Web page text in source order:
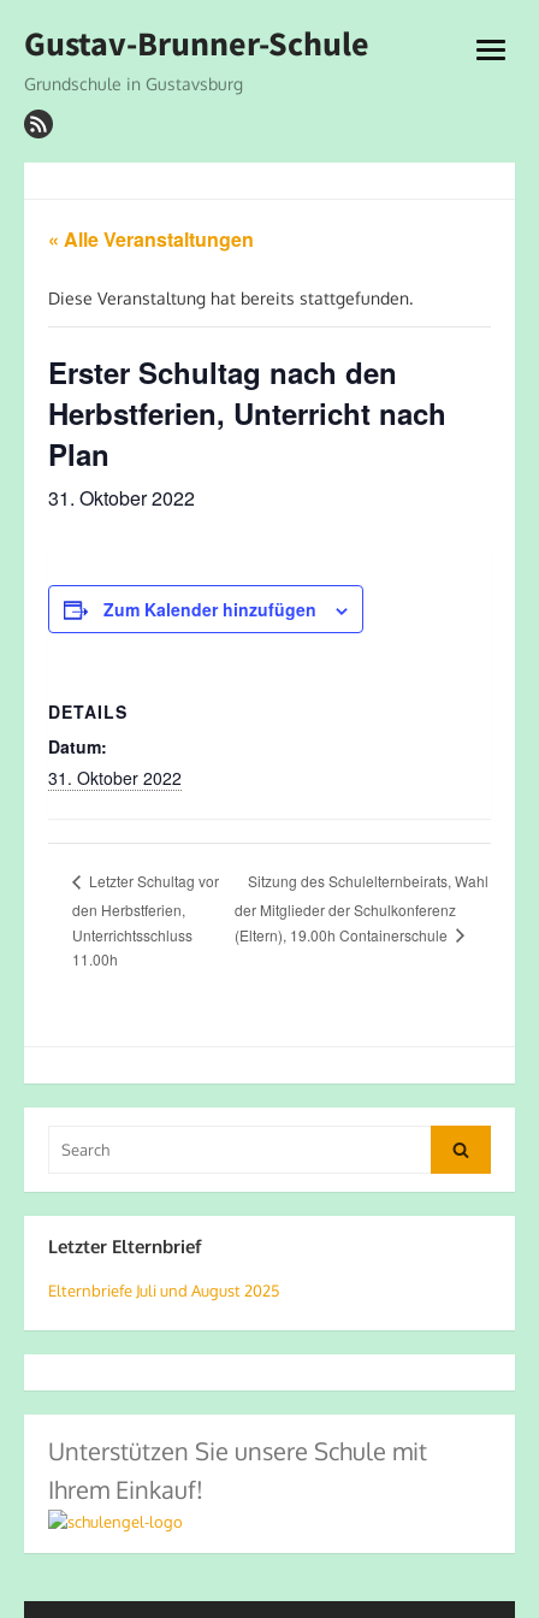
to
Gustav-Brunner-Schule
Grundschule in Gustavsburg
open
« Alle Veranstaltungen
Diese Veranstaltung hat bereits stattgefunden.
Erster Schultag nach den
Herbstferien, Unterricht nach
Plan
31. Oktober 2022
Zum Kalender hinzufügen
DETAILS
Datum:
31. Oktober 2022
Letzter Schultag vor
den Herbstferien,
Unterrichtsschluss
11.00h
Sitzung des Schulelternbeirats, Wahl
der Mitglieder der Schulkonferenz
(Eltern), 19.00h Containerschule
for:
Search
Letzter Elternbrief
Elternbriefe Juli und August 2025
Unterstützen Sie unsere Schule mit
Ihrem Einkauf!